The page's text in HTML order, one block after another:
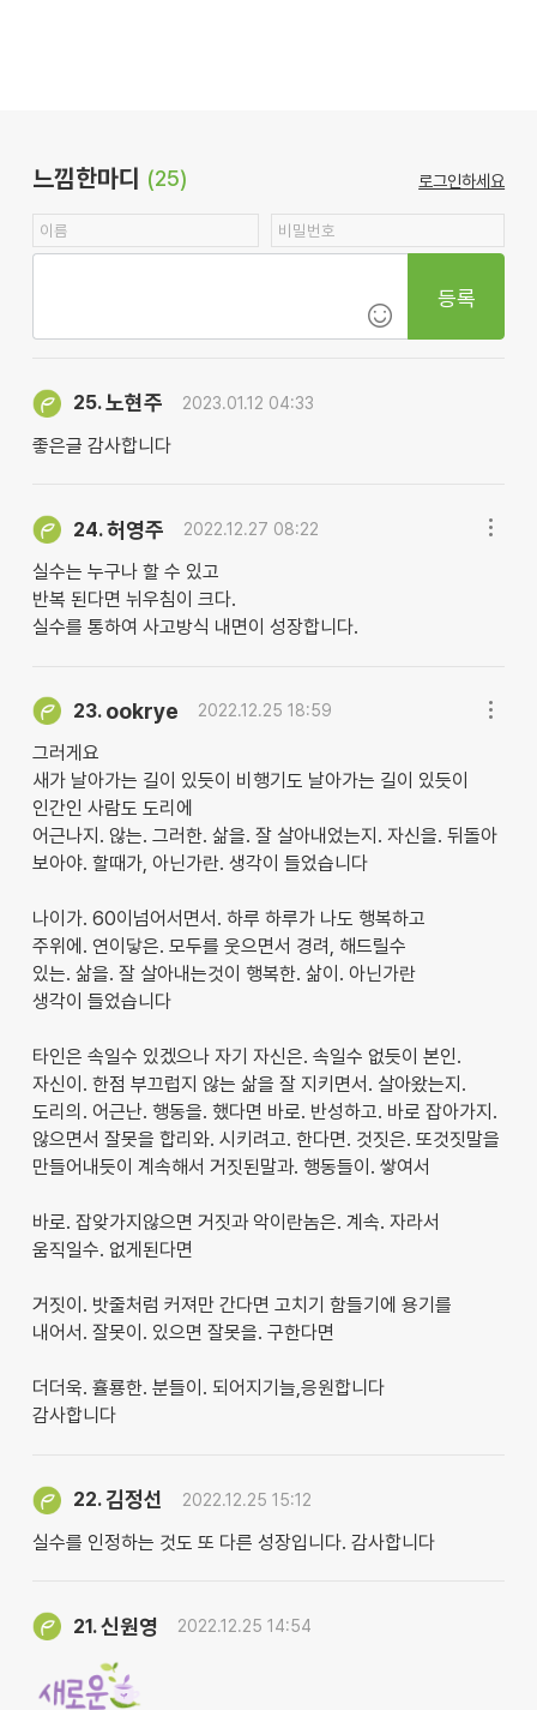
느낌한마디 (25) 로그인하세요
등록
25.노현주 2023.01.12 04:33
좋은글 감사합니다
24.허영주 2022.12.27 08:22
실수는 누구나 할 수 있고
반복 된다면 뉘우침이 크다.
실수를 통하여 사고방식 내면이 성장합니다.
23. ookrye 2022.12.25 18:59
그러게요
새가 날아가는 길이 있듯이 비행기도 날아가는 길이 있듯이
인간인 사람도 도리에
어근나지. 않는. 그러한. 삶을. 잘 살아내었는지. 자신을. 뒤돌아
보아야. 할때가, 아닌가란. 생각이 들었습니다
나이가. 60이넘어서면서. 하루 하루가 나도 행복하고
주위에. 연이닿은. 모두를 웃으면서 경려, 해드릴수
있는. 삶을. 잘 살아내는것이 행복한. 삶이. 아닌가란
생각이 들었습니다
타인은 속일수 있겠으나 자기 자신은. 속일수 없듯이 본인.
자신이. 한점 부끄럽지 않는 삶을 잘 지키면서. 살아왔는지.
도리의. 어근난. 행동을. 했다면 바로. 반성하고. 바로 잡아가지.
않으면서 잘못을 합리와. 시키려고. 한다면. 것짓은. 또것짓말을
만들어내듯이 계속해서 거짓된말과. 행동들이. 쌓여서
바로. 잡앚가지않으면 거짓과 악이란놈은. 계속. 자라서
움직일수. 없게된다면
거짓이. 밧줄처럼 커져만 간다면 고치기 함들기에 용기를
내어서. 잘못이. 있으면 잘못을. 구한다면
더더욱. 휼룡한. 분들이. 되어지기늘,응원합니다
감사합니다
22.김정선 2022.12.25 15:12
실수를 인정하는 것도 또 다른 성장입니다. 감사합니다
21.신원영 2022.12.25 14:54